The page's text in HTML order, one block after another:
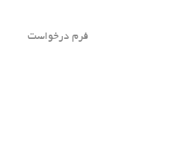
فرم درخواست